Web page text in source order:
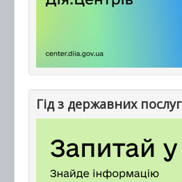
Гід з державних послуг